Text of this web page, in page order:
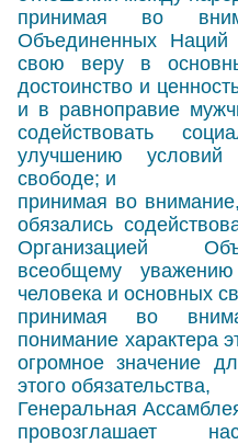
принимая во
Объединенных Наций
свою веру в
достоинство и
и в равноправие
содействовать
улучшению
свободе; и
принимая во
обязались
Организацией
всеобщему
человека и основных
принимая во
понимание характера
огромное значение
этого обязательства,
Генеральная
провозглашает